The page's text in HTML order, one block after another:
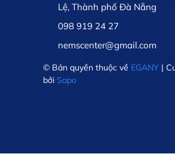
Lệ, Thành phố Đà Nẵng
098 919 24 27
nemscenter@gmail.com
© Bản quyền thuộc về EGANY |
bởi Sapo